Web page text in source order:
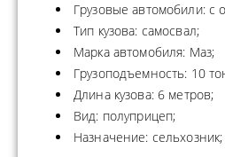
Грузовые автомобили: с
Тип кузова: самосвал;
Марка автомобиля: Маз;
Грузоподъемность: 10
Длина кузова: 6 метров;
Вид: полуприцеп;
Назначение: сельхозник;